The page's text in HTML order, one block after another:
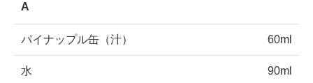
A
パイナップル缶（汁） 60ml
水 90ml